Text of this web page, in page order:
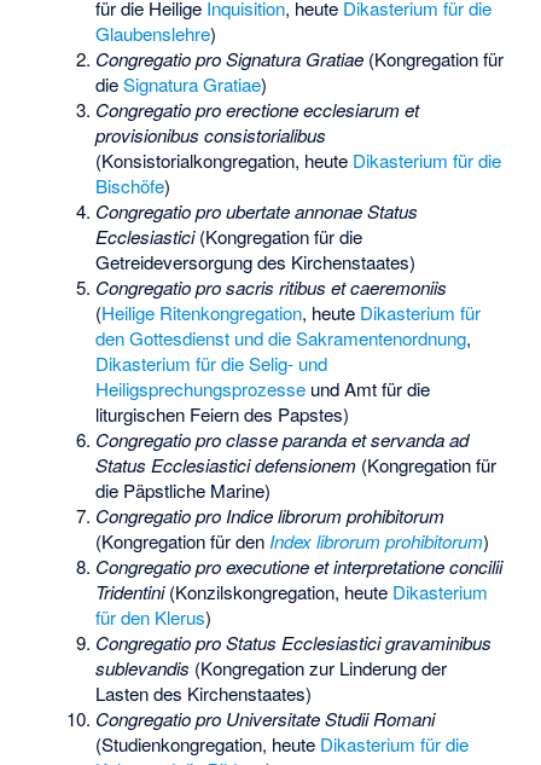
für die Heilige Inquisition, heute Dikasterium für die
Glaubenslehre)
Congregatio pro Signatura Gratiae (Kongregation für
dieSignatura Gratiae)
Congregatio pro erectione ecclesiarum et
provisionibus consistorialibus
(Konsistorialkongregation, heute Dikasterium für die
Bischöfe)
Congregatio pro ubertate annonae Status
Ecclesiastici(Kongregation für die
Getreideversorgung des Kirchenstaates)
Congregatio pro sacris ritibus et caeremoniis
(Heilige Ritenkongregation, heute Dikasterium für
den Gottesdienst und die Sakramentenordnung,
Dikasterium für die Selig- und
Heiligsprechungsprozesse undAmt für die
liturgischen Feiern des Papstes)
Congregatio pro classe paranda et servanda ad
Status Ecclesiastici defensionem (Kongregation für
die Päpstliche Marine)
Congregatio pro Indice librorum prohibitorum
(Kongregation für den Index librorum prohibitorum)
Congregatio pro executione et interpretatione concilii
Tridentini(Konzilskongregation, heute Dikasterium
für den Klerus)
Congregatio pro Status Ecclesiastici gravaminibus
sublevandis (Kongregation zur Linderung der
Lasten des Kirchenstaates)
Congregatio pro Universitate Studii Romani
(Studienkongregation, heute Dikasterium für die